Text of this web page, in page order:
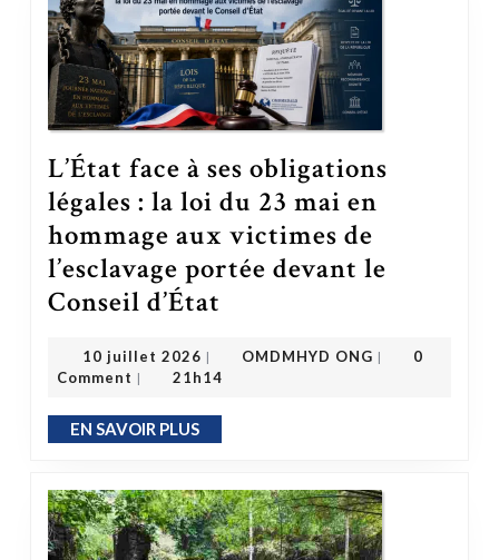
L’État face à ses obligations
légales : la loi du 23 mai en
hommage aux victimes de
l’esclavage portée devant le
Conseil d’État
10 juillet 2026 | OMDMHYD ONG |
0
Comment | 21h14
EN SAVOIR PLUSEN SAVOIR PLUS